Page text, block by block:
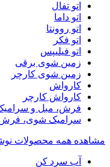
اتو تفال
اتو داما
اتو روونتا
اتو فکر
اتو فیلیپس
زمین شوی برقی
زمین شوی کارچر
کارواش
کارواش کارچر
فرش، مبل و
سرامیک شوی،
مشاهده همه محصولات
آب سرد کن